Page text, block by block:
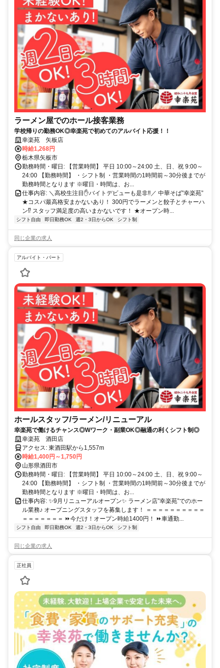
ラーメン屋でのホール接客業務
学校帰りの勤務OK◎幸楽苑で初めてのアルバイト応援！！
幸楽苑 矢板店
時給1,268円
栃木県矢板市
勤務時間・曜日: 【営業時間】 平日 10:00～24:00 土、日、祝 9:00～
24:00 【勤務時間】 ・シフト制 ・営業時間の1時間前～30分後までが
勤務時間となります ※曜日・時間は、お...
仕事内容: ＼高校生注目✋️バイトデビューも是非‼／ 中華そば”幸楽苑”
★コスパ最高格安まかないあり！ 300円でラーメンと餃子とチャーハ
ン⁉ スタッフ満足度の高いまかないです！ ★オープン時...
シフト自由 即日勤務OK 週2・3日からOK シフト制
同じ企業の求人
アルバイト・パート
ホールスタッフ/ラーメン/リニューアル
幸楽苑で働けるチャンス◎Wワーク・副業OK◎融通の利くシフト制◎
幸楽苑 酒田店
アクセス: 東酒田駅から1,557m
時給1,400円～1,750円
山形県酒田市
勤務時間・曜日: 【営業時間】 平日 10:00～24:00 土、日、祝 9:00～
24:00 【勤務時間】 ・シフト制 ・営業時間の1時間前～30分後までが
勤務時間となります ※曜日・時間は、お...
仕事内容: ✨9月リニューアルオープン✨ ラーメン店”幸楽苑”でのホー
ル業務♪ オープニングスタッフを募集します！ ＝＝＝＝＝＝＝＝＝＝
＝＝＝＝＝＝＝ ⏩今だけ！オープン時給1400円！ ⏩車通勤...
シフト自由 即日勤務OK 週2・3日からOK シフト制
同じ企業の求人
正社員